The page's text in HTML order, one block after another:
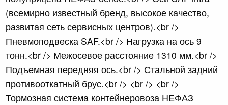
(всемирно известный бренд, высокое качество,
развитая сеть сервисных центров).<br />
Пневмоподвеска SAF.<br /> Нагрузка на ось 9
тонн.<br /> Межосевое расстояние 1310 мм.<br />
Подъемная передняя ось.<br /> Стальной задний
противооткатный брус.<br /> <br /> <br />
Тормозная система контейнеровоза НЕФАЗ